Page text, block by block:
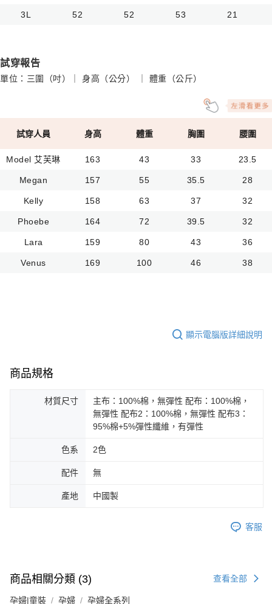
3L 52 52 53 21
試穿報告
單位：三圍（吋）｜ 身高（公分） ｜ 體重（公斤）
試穿人員 身高 體重 胸圍 腰圍
Model 艾芙琳 163 43 33 23.5
Megan 157 55 35.5 28
Kelly 158 63 37 32
Phoebe 164 72 39.5 32
Lara 159 80 43 36
Venus 169 100 46 38
顯示電腦版詳細說明
商品規格
材質尺寸
主布：100%棉，無彈性 配布：100%棉，
無彈性 配布2：100%棉，無彈性 配布3：
95%棉+5%彈性纖維，有彈性
色系 2色
配件 無
產地 中國製
客服
商品相關分類 (3) 查看全部
孕婦|童裝 孕婦 孕婦全系列